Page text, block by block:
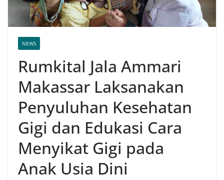
NEWS
Rumkital Jala Ammari
Makassar Laksanakan
Penyuluhan Kesehatan
Gigi dan Edukasi Cara
Menyikat Gigi pada
Anak Usia Dini